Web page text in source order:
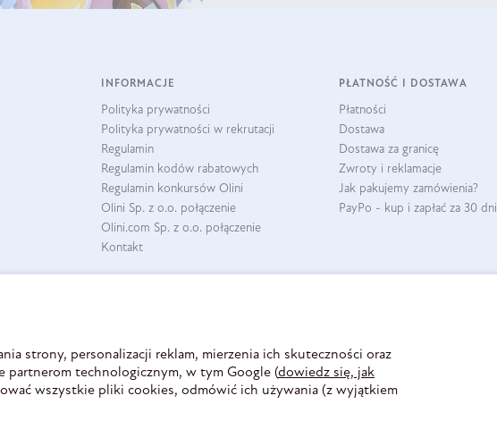
INFORMACJE
Polityka prywatności
Polityka prywatności w rekrutacji
Regulamin
Regulamin kodów rabatowych
Regulamin konkursów Olini
Olini Sp. z o.o. połączenie
Olini.com Sp. z o.o. połączenie
Kontakt
PŁATNOŚĆ I DOSTAWA
Płatności
Dostawa
Dostawa za granicę
Zwroty i reklamacje
Jak pakujemy zamówienia?
PayPo - kup i zapłać za 30 dni
strony, personalizacji reklam, mierzenia ich skuteczności oraz
partnerom technologicznym, w tym Google (dowiedz się, jak
wszystkie pliki cookies, odmówić ich używania (z wyjątkiem